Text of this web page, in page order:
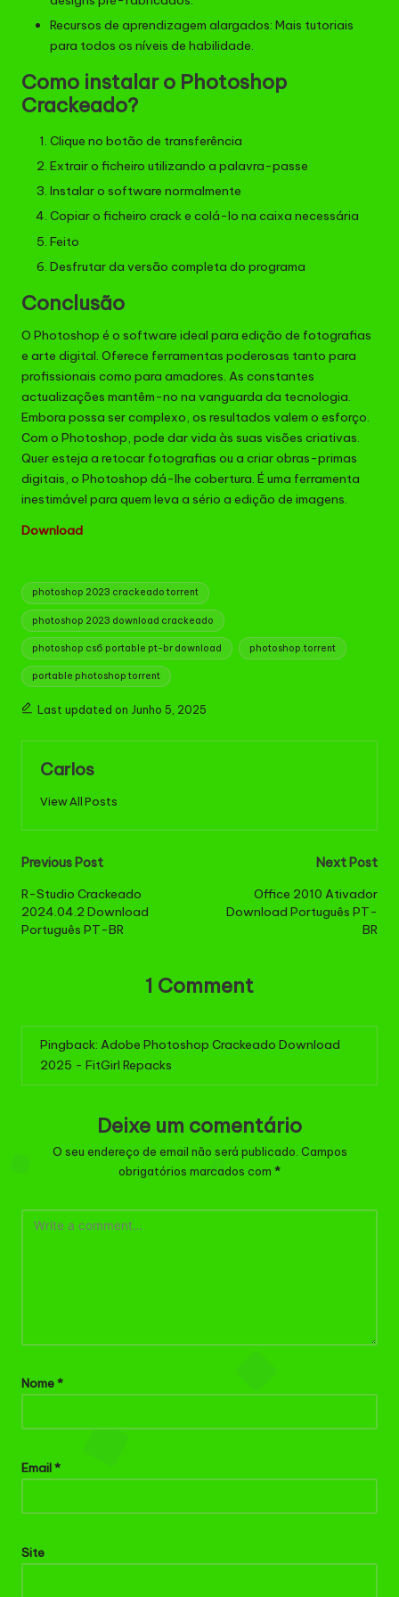
Recursos de aprendizagem alargados: Mais tutoriais
para todos os níveis de habilidade.
Como instalar o Photoshop
Crackeado?
Clique no botão de transferência
Extrair o ficheiro utilizando a palavra-passe
Instalar o software normalmente
Copiar o ficheiro crack e colá-lo na caixa necessária
Feito
Desfrutar da versão completa do programa
Conclusão
O Photoshop é o software ideal para edição de fotografias
e arte digital. Oferece ferramentas poderosas tanto para
profissionais como para amadores. As constantes
actualizações mantêm-no na vanguarda da tecnologia.
Embora possa ser complexo, os resultados valem o esforço.
Com o Photoshop, pode dar vida às suas visões criativas.
Quer esteja a retocar fotografias ou a criar obras-primas
digitais, o Photoshop dá-lhe cobertura. É uma ferramenta
inestimável para quem leva a sério a edição de imagens.
Download
Tags:
photoshop 2023 crackeado torrent
photoshop 2023 download crackeado
photoshop cs6 portable pt-br download photoshop.torrent
portable photoshop torrent
Last updated on Junho 5, 2025
Carlos
View All Posts
Post
navigation
Previous Post
R-Studio Crackeado
2024.04.2 Download
Português PT-BR
Next Post
Office 2010 Ativador
Download Português PT-
BR
1 Comment
Pingback: Adobe Photoshop Crackeado Download
2025 - FitGirl Repacks
Deixe um comentário
O seu endereço de email não será publicado. Campos
obrigatórios marcados com *
Nome*
Email*
Site